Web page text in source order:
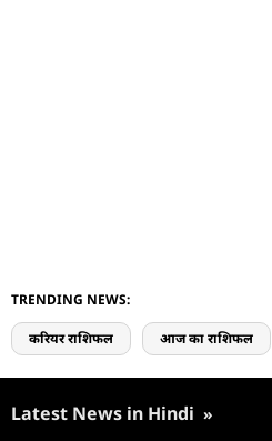
TRENDING NEWS:
करियर राशिफल आज का राशिफल
Latest News in Hindi »